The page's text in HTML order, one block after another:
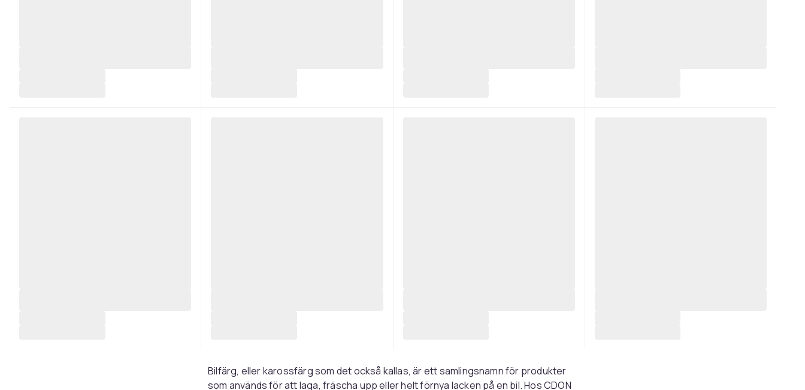
Bilfärg, eller karossfärg som det också kallas, är ett samlingsnamn för produkter
som används för att laga, fräscha upp eller helt förnya lacken på en bil. Hos CDON